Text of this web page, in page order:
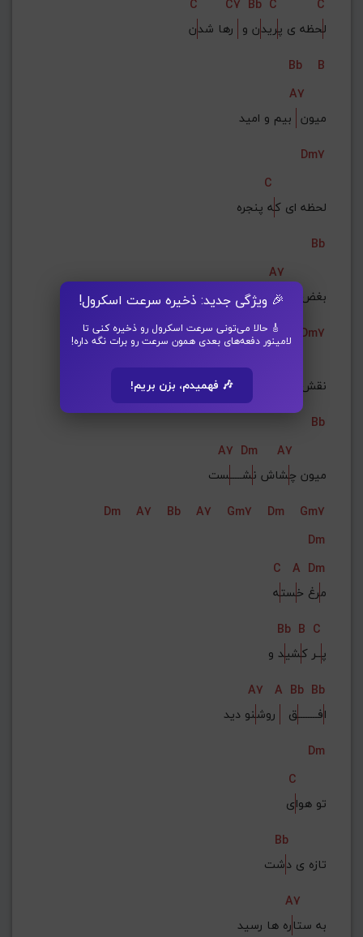
🎉 ویژگی جدید: ذخیره سرعت اسکرول!
🎸 حالا می‌تونی سرعت اسکرول رو ذخیره کنی تا
لامینور دفعه‌های بعدی همون سرعت رو برات نگه داره!
🎶 فهمیدم، بزن بریم!
C C7 Bb C
C
لحظه ی پریدن و رها شدن
Bb
B
A7
میون بیم و امید
Dm7
C
لحظه ای که پنجره
Bb
A7
بغض دیوارو شکست
Dm7
نقش آس
Bb
A7 Dm
A7
میون چشاش نشـــــست
Dm
A7 Bb A7 Gm7 Dm
Gm7
Dm
C A Dm
مرغ خسته
Bb B C
پــر کشید و
A7 A Bb Bb
افــــــــق روشنو دید
Dm
C
تو هوای
Bb
تازه ی دشت
A7
به ستاره ها رسید